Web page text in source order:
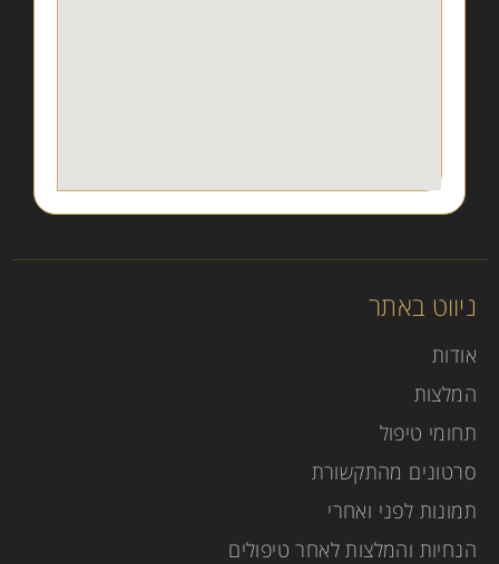
ניווט באתר
אודות
המלצות
תחומי טיפול
סרטונים מהתקשורת
תמונות לפני ואחרי
הנחיות והמלצות לאחר טיפולים